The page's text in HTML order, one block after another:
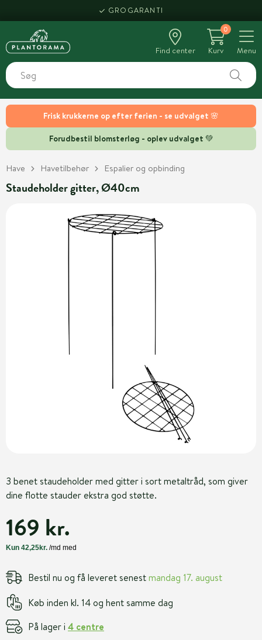
Frisk krukkerne op efter ferien - se udvalget 🌸
Forudbestil blomsterløg - oplev udvalget 💚
GROGARANTI
Find center
0
Kurv
Menu
Have Havetilbehør Espalier og opbinding
Staudeholder gitter, Ø40cm
3 benet staudeholder med gitter i sort metaltråd, som giver
dine flotte stauder ekstra god støtte.
169 kr.
Bestil nu og få leveret senestmandag 17. august
Køb inden kl. 14 og hent samme dag
På lager i 4 centre